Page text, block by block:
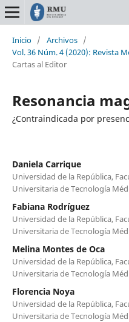
Inicio / Archivos /
Vol. 36 Núm. 4 (2020): Revista
Cartas al Editor
Resonancia
¿Contraindicada por
Daniela Carrique
Universidad de la República,
Universitaria de Tecnología
Fabiana Rodríguez
Universidad de la República,
Universitaria de Tecnología
Melina Montes de Oca
Universidad de la República,
Universitaria de Tecnología
Florencia Noya
Universidad de la República,
Universitaria de Tecnología